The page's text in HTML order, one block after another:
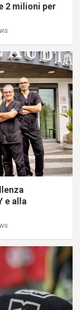
2 milioni per
e alla